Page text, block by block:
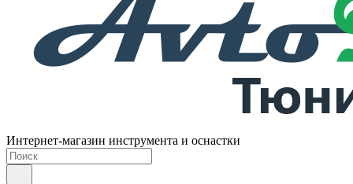
Интернет-магазин инструмента и оснастки